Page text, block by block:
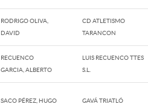
RODRIGO OLIVA,
DAVID
CD ATLETISMO
TARANCON
RECUENCO
GARCIA, ALBERTO
LUIS RECUENCO TTES
S.L.
SACO PÉREZ, HUGO GAVÁ TRIATLÓ